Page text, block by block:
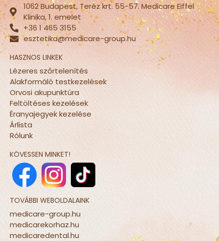
1062 Budapest, Teréz krt. 55-57. Medicare Eiffel
Klinika, 1. emelet
+36 1 465 3155
esztetika@medicare-group.hu
HASZNOS LINKEK
Lézeres szőrtelenítés
Alakformáló testkezelések
Orvosi akupunktúra
Feltöltéses kezelések
Éranyajegyek kezelése
Árlista
Rólunk
KÖVESSEN MINKET!
TOVÁBBI WEBOLDALAINK
medicare-group.hu
medicarekorhaz.hu
medicaredental.hu